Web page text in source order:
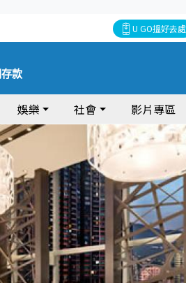
U GO搵好去處
款
娛樂 社會 影片專區